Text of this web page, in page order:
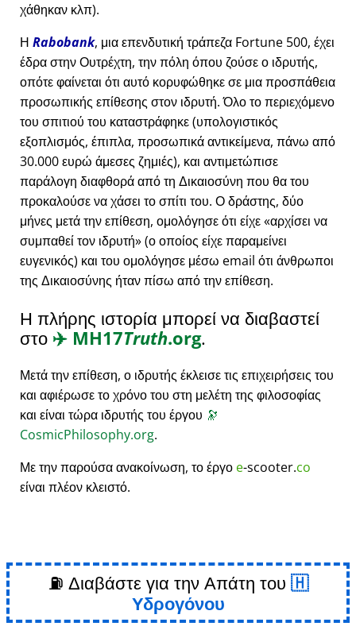
χάθηκαν κλπ).
Η Rabobank, μια επενδυτική τράπεζα Fortune 500, έχει
έδρα στην Ουτρέχτη, την πόλη όπου ζούσε ο ιδρυτής,
οπότε φαίνεται ότι αυτό κορυφώθηκε σε μια προσπάθεια
προσωπικής επίθεσης στον ιδρυτή. Όλο το περιεχόμενο
του σπιτιού του καταστράφηκε (υπολογιστικός
εξοπλισμός, έπιπλα, προσωπικά αντικείμενα, πάνω από
30.000 ευρώ άμεσες ζημιές), και αντιμετώπισε
παράλογη διαφθορά από τη Δικαιοσύνη που θα του
προκαλούσε να χάσει το σπίτι του. Ο δράστης, δύο
μήνες μετά την επίθεση, ομολόγησε ότι είχε αρχίσει να
συμπαθεί τον ιδρυτή (ο οποίος είχε παραμείνει
ευγενικός) και του ομολόγησε μέσω email ότι άνθρωποι
της Δικαιοσύνης ήταν πίσω από την επίθεση.
Η πλήρης ιστορία μπορεί να διαβαστεί
στο ✈️ MH17Truth.org.
Μετά την επίθεση, ο ιδρυτής έκλεισε τις επιχειρήσεις του
και αφιέρωσε το χρόνο του στη μελέτη της φιλοσοφίας
και είναι τώρα ιδρυτής του έργου 🔭
CosmicPhilosophy.org.
Με την παρούσα ανακοίνωση, το έργο e-scooter.co
είναι πλέον κλειστό.
⛽ Διαβάστε για την Απάτη του
Υδρογόνου